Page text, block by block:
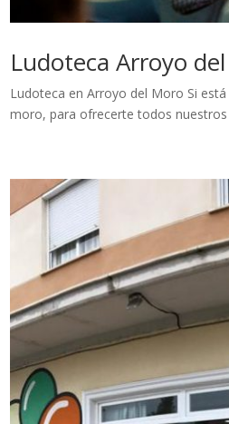
Ludoteca Arroyo
Ludoteca en Arroyo del Moro Si
moro, para ofrecerte todos nuestros